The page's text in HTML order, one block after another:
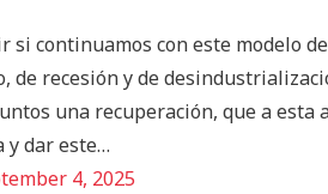
si continuamos con este modelo
de recesión y de
una recuperación, que a esta
y dar este…
4, 2025